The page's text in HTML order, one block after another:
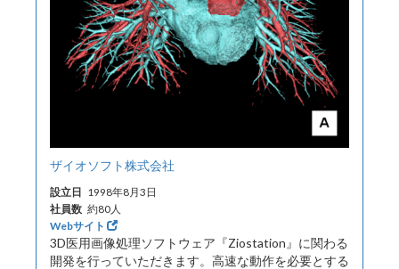
ザイオソフト株式会社
設立日 1998年8月3日
社員数 約80人
Webサイト
3D医用画像処理ソフトウェア『Ziostation』に関わる
開発を行っていただきます。高速な動作を必要とする